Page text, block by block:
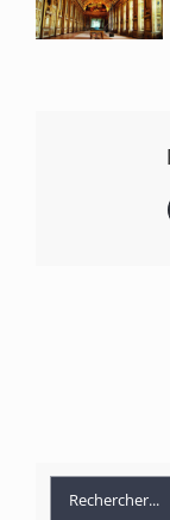
Produits
Rechercher: